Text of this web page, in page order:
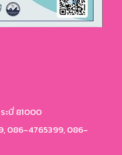
ะบี่ 81000
086-4765399, 086-